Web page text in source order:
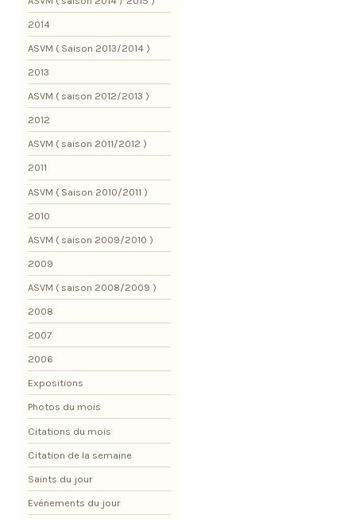
2014
ASVM ( Saison 2013/2014 )
2013
ASVM ( saison 2012/2013 )
2012
ASVM ( saison 2011/2012 )
2011
ASVM ( Saison 2010/2011 )
2010
ASVM ( saison 2009/2010 )
2009
ASVM ( saison 2008/2009 )
2008
2007
2006
Expositions
Photos du mois
Citations du mois
Citation de la semaine
Saints du jour
Evénements du jour